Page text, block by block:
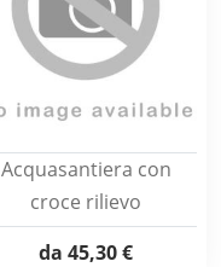
Acquasantiera con
croce rilievo
da 45,30 €